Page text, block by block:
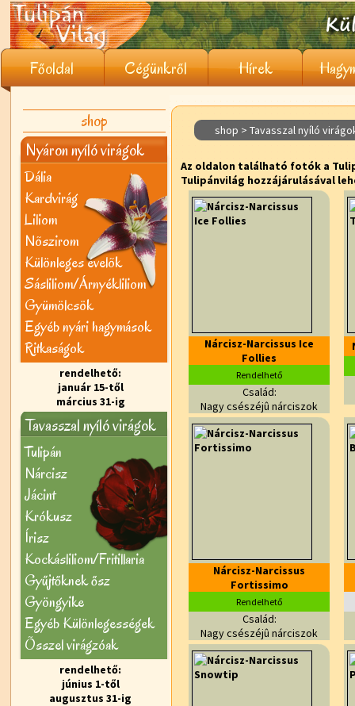
Főoldal Cégünkről Hírek
shop
Nyáron nyíló virágok
Dália
Kardvirág
Liliom
Nõszirom
Különleges évelõk
Sásliliom/Árnyékliliom
Gyümölcsök
Egyéb nyári hagymások
Ritkaságok
rendelhető:
január 15-től
március 31-ig
Tavasszal nyíló virágok
Tulipán
Nárcisz
Jácint
Krókusz
Írisz
Kockásliliom/Fritillaria
Gyűjtőknek ősz
Gyöngyike
Egyéb Különlegességek
Õsszel virágzóak
rendelhető:
június 1-től
augusztus 31-ig
shop > Tavasszal nyíló
Az oldalon található fotók a
Tulipánvilág hozzájárulásával
Nárcisz-Narcissus Ice
Follies
Rendelhető
Család:
Nagy csészéjû nárciszok
Nárcisz-Narcissus
Fortissimo
Rendelhető
Család:
Nagy csészéjû nárciszok